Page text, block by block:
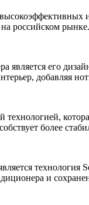
российском
его
добавляя
технологией,
более
технология
и